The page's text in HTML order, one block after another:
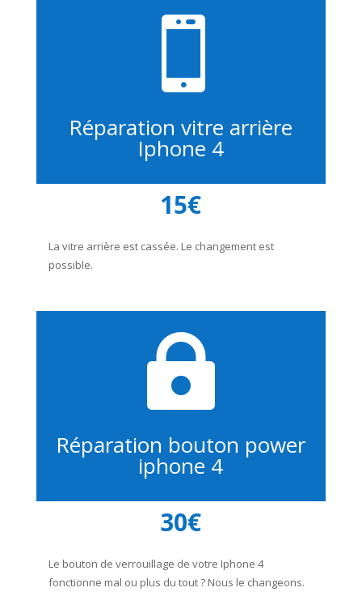

Réparation vitre arrière
Iphone 4
15€
La vitre arrière est cassée. Le changement est
possible.

Réparation bouton power
iphone 4
30€
Le bouton de verrouillage de votre Iphone 4
fonctionne mal ou plus du tout ? Nous le changeons.